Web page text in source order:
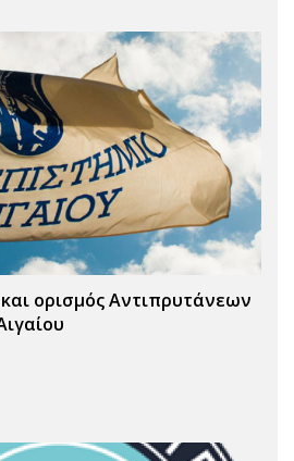
ορισμός Αντιπρυτάνεων